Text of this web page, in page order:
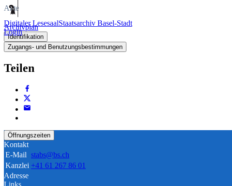
Digitaler LesesaalStaatsarchiv Basel-Stadt
Login
Akte
Archivplan
Identifikation
Zugangs- und Benutzungsbestimmungen
Teilen
Öffnungszeiten
Kontakt
E-Mail stabs@bs.ch
Kanzlei +41 61 267 86 01
Adresse